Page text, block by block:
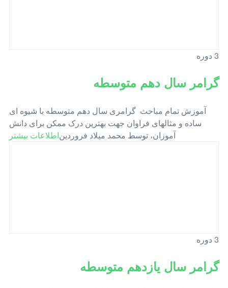
3 دوره
گرامر سال دهم متوسطه
آموزش تمام مباحث گرامری سال دهم متوسطه با شیوه ای
ساده و مثالهای فراوان جهت بهترین درک ممکن برای دانش
آموزان، توسط محمد میلاد فروردیناطلاعات بیشتر
3 دوره
گرامر سال یازدهم متوسطه